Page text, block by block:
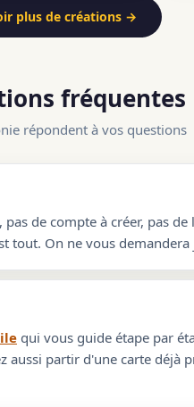
plus de créations →
fréquentes
répondent à vos questions
de compte à créer, pas
tout. On ne vous demandera
qui vous guide étape par
aussi partir d'une carte déjà